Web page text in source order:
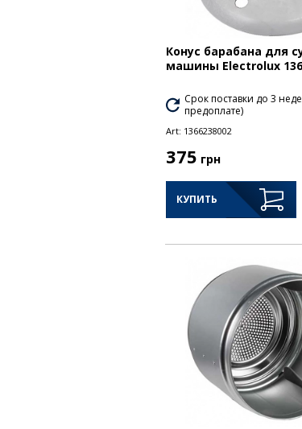
Конус барабана для
машины Electrolux
Срок поставки до 3
предоплате)
Art: 1366238002
375 грн
КУПИТЬ